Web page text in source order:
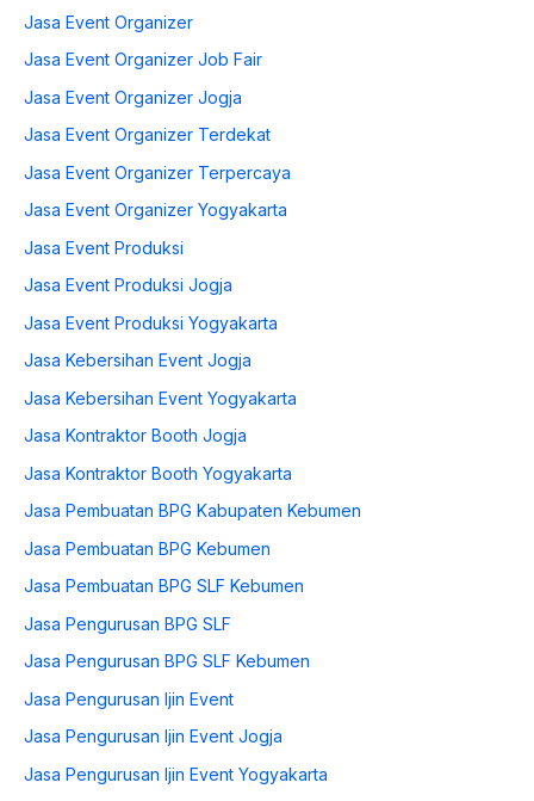
Jasa Event Organizer
Jasa Event Organizer Job Fair
Jasa Event Organizer Jogja
Jasa Event Organizer Terdekat
Jasa Event Organizer Terpercaya
Jasa Event Organizer Yogyakarta
Jasa Event Produksi
Jasa Event Produksi Jogja
Jasa Event Produksi Yogyakarta
Jasa Kebersihan Event Jogja
Jasa Kebersihan Event Yogyakarta
Jasa Kontraktor Booth Jogja
Jasa Kontraktor Booth Yogyakarta
Jasa Pembuatan BPG Kabupaten Kebumen
Jasa Pembuatan BPG Kebumen
Jasa Pembuatan BPG SLF Kebumen
Jasa Pengurusan BPG SLF
Jasa Pengurusan BPG SLF Kebumen
Jasa Pengurusan Ijin Event
Jasa Pengurusan Ijin Event Jogja
Jasa Pengurusan Ijin Event Yogyakarta